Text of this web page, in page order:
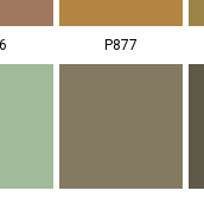
P877